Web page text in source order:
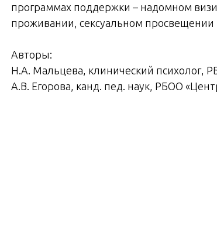
программах поддержки – надомном
проживании, сексуальном просвещении
Авторы:
Н.А. Мальцева, клинический психолог,
А.В. Егорова, канд. пед. наук, РБОО